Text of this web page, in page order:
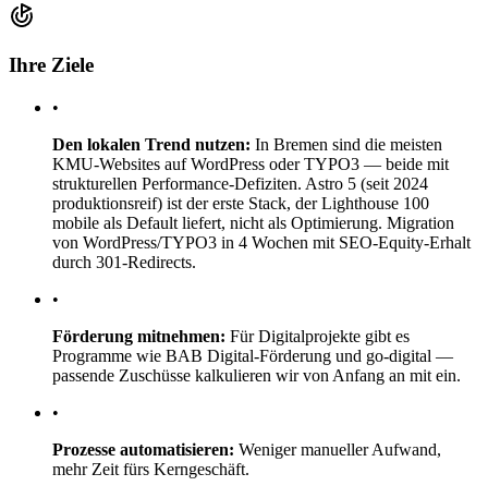
Ihre Ziele
•
Den lokalen Trend nutzen: In Bremen sind die meisten
KMU-Websites auf WordPress oder TYPO3 — beide mit
strukturellen Performance-Defiziten. Astro 5 (seit 2024
produktionsreif) ist der erste Stack, der Lighthouse 100
mobile als Default liefert, nicht als Optimierung. Migration
von WordPress/TYPO3 in 4 Wochen mit SEO-Equity-Erhalt
durch 301-Redirects.
•
Förderung mitnehmen: Für Digitalprojekte gibt es
Programme wie BAB Digital-Förderung und go-digital —
passende Zuschüsse kalkulieren wir von Anfang an mit ein.
•
Prozesse automatisieren: Weniger manueller Aufwand,
mehr Zeit fürs Kerngeschäft.